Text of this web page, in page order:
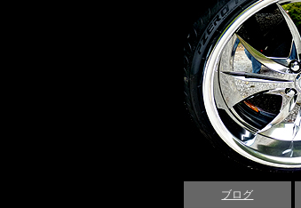
ブログ